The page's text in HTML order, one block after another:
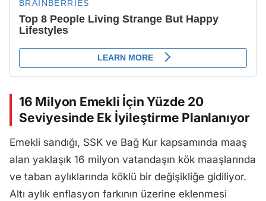
16 Milyon Emekli İçin Yüzde 20
Seviyesinde Ek İyileştirme Planlanıyor
Emekli sandığı, SSK ve Bağ Kur kapsamında maaş
alan yaklaşık 16 milyon vatandaşın kök maaşlarında
ve taban aylıklarında köklü bir değişikliğe gidiliyor.
Altı aylık enflasyon farkının üzerine eklenmesi